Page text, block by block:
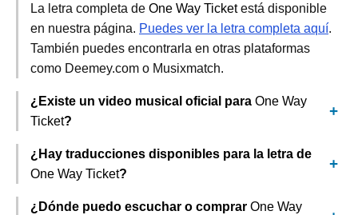
La letra completa de One Way Ticketestá disponible
en nuestra página. Puedes ver la letra completa aquí.
También puedes encontrarla en otras plataformas
como Deemey.com o Musixmatch.
¿Existe un video musical oficial para One Way
Ticket?
¿Hay traducciones disponibles para la letra de
One Way Ticket?
¿Dónde puedo escuchar o comprar One Way